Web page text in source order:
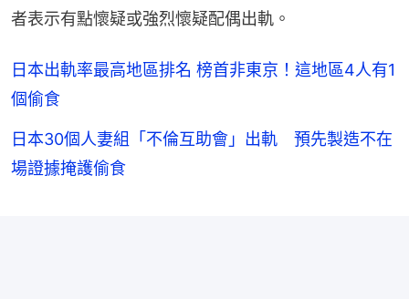
者表示有點懷疑或強烈懷疑配偶出軌。
日本出軌率最高地區排名 榜首非東京！這地區4人有1
個偷食
日本30個人妻組「不倫互助會」出軌 預先製造不在
場證據掩護偷食